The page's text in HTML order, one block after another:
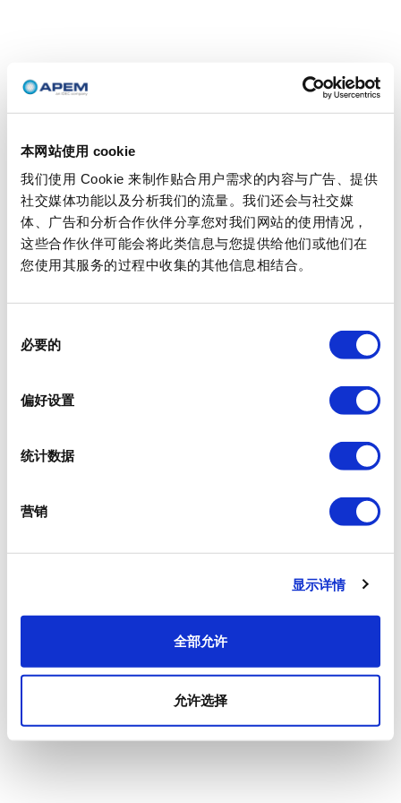
本网站使用 cookie
我们使用 Cookie 来制作贴合用户需求的内容与广告、提供
社交媒体功能以及分析我们的流量。我们还会与社交媒
体、广告和分析合作伙伴分享您对我们网站的使用情况，
这些合作伙伴可能会将此类信息与您提供给他们或他们在
您使用其服务的过程中收集的其他信息相结合。
必要的
偏好设置
统计数据
营销
显示详情
全部允许
允许选择